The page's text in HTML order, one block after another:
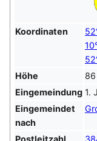
Koordinaten
Höhe
Eingemeindung 1.
Eingemeindet
nach
Postleitzahl